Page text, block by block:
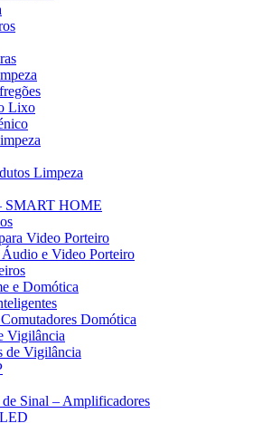
Lixo
Limpeza
SMART HOME
Video Porteiro
Áudio e Video Porteiro
e Domótica
Domótica
Vigilância
de Vigilância
de Sinal – Amplificadores